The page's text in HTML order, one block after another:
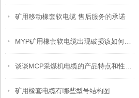
矿用移动橡套软电缆 售后服务的承诺
矿用橡套电缆有哪些型号结构图